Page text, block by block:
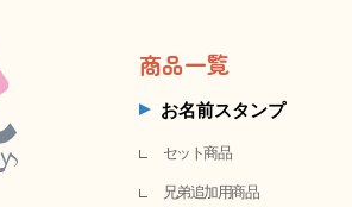
商品一覧
お名前スタンプ
セット商品
兄弟追加用商品